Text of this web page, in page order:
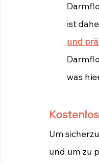
ist
und
was
Um
und um zu